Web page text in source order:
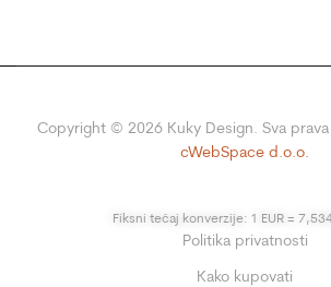
Copyright © 2026Kuky Design. Sva
cWebSpace d.o.o.
Fiksni tečaj konverzije: 1 EUR =
Politika privatnosti
Kako kupovati